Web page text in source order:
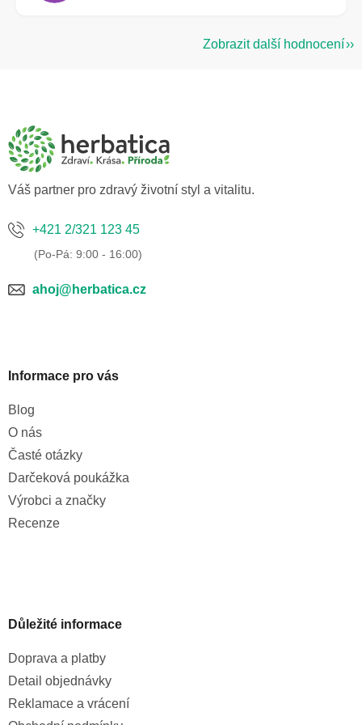
Zobrazit další hodnocení
a
Váš partner pro zdravý životní styl a vitalitu.
+421 2/321 123 45
ahoj@herbatica.cz
Informace pro vás
Blog
O nás
Časté otázky
Darčeková poukážka
Výrobci a značky
Recenze
Důležité informace
Doprava a platby
Detail objednávky
Reklamace a vrácení